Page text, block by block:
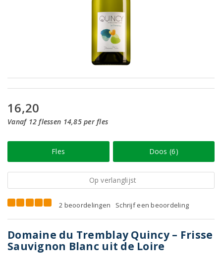
16,20
Vanaf 12 flessen 14,85 per fles
Fles Doos (6)
Op verlanglijst
2 beoordelingen Schrijf een beoordeling
Domaine du Tremblay Quincy – Frisse
Sauvignon Blanc uit de Loire